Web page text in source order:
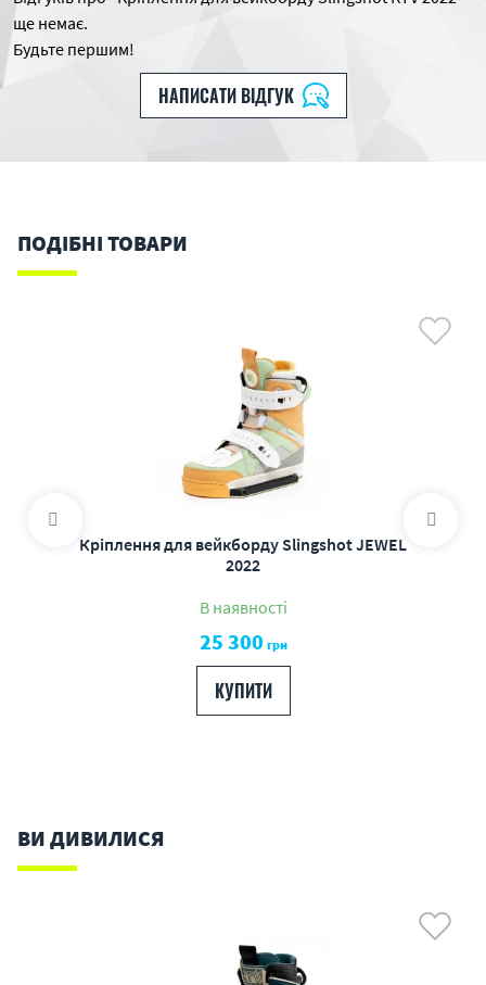
ще немає.
Будьте першим!
НАПИСАТИ ВІДГУК
ПОДІБНІ ТОВАРИ
Кріплення для вейкборду Slingshot JEWEL
2022
В наявності
25 300грн
КУПИТИ
ВИ ДИВИЛИСЯ